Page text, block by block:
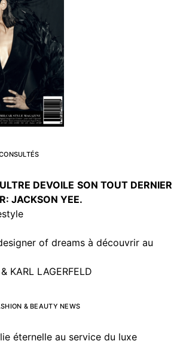
DEVOILE SON TOUT DERNIER
JACKSON YEE.
of dreams à découvrir au
KARL LAGERFELD
& BEAUTY NEWS
éternelle au service du luxe